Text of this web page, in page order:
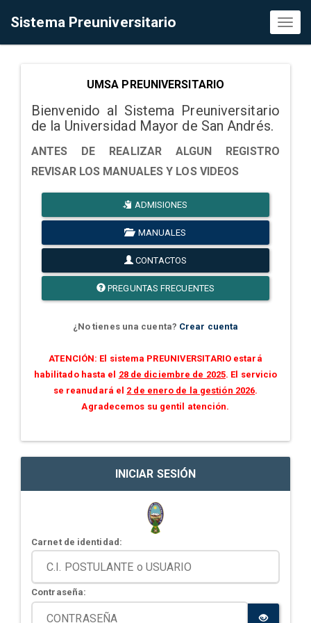
Sistema Preuniversitario
UMSA PREUNIVERSITARIO
Bienvenido al Sistema Preuniversitario
de la Universidad Mayor de San Andrés.
ANTES DE REALIZAR ALGUN REGISTRO
REVISAR LOS MANUALES Y LOS VIDEOS
ADMISIONES
MANUALES
CONTACTOS
PREGUNTAS FRECUENTES
¿No tienes una cuenta? Crear cuenta
ATENCIÓN: El sistema PREUNIVERSITARIO estará
habilitado hasta el 28 de diciembre de 2025. El servicio
se reanudará el 2 de enero de la gestión 2026.
Agradecemos su gentil atención.
INICIAR SESIÓN
Carnet de identidad:
Contraseña: